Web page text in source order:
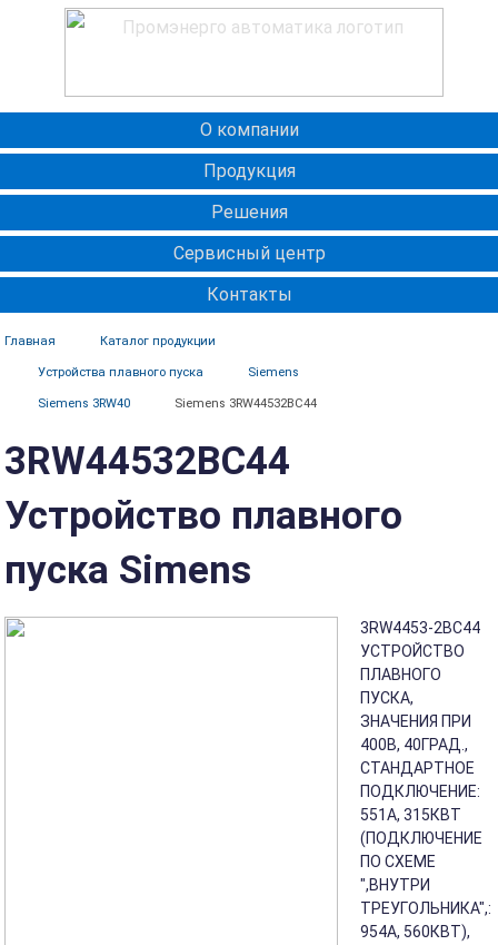
О компании
Продукция
Решения
Сервисный центр
Контакты
Главная Каталог продукции
Устройства плавного пуска Siemens
Siemens 3RW40 Siemens 3RW44532BC44
3RW44532BC44
Устройство плавного
пуска Simens
3RW4453-2BC44
УСТРОЙСТВО
ПЛАВНОГО
ПУСКА,
ЗНАЧЕНИЯ ПРИ
400В, 40ГРАД.,
СТАНДАРТНОЕ
ПОДКЛЮЧЕНИЕ:
551A, 315КВТ
(ПОДКЛЮЧЕНИЕ
ПО СХЕМЕ
",ВНУТРИ
ТРЕУГОЛЬНИКА",:
954A, 560КВТ),